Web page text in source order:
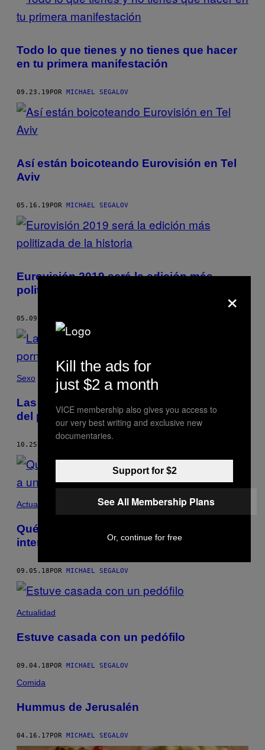
Todo lo que tienes y no tienes que hacer
en tu primera manifestación
09.23.19POR MICHAEL SEGALOV
Así están boicoteando Eurovisión en Tel
Aviv
05.16.19POR MICHAEL SEGALOV
Eurovisión 2019 será la edición más
politizada de la historia
05.09.19
Sexo
Las páginas web para fans son el futuro
del porno
10.25.18
Actualidad
Qué pasa cuando un actor hetero
interpreta a una persona LGTBI
09.05.18POR MICHAEL SEGALOV
Actualidad
Estuve casada con un pedófilo
09.04.18POR MICHAEL SEGALOV
Comida
Hummus de Jerusalén
04.16.17POR MICHAEL SEGALOV
×
Kill the ads for
just $2 a month
VICE membership also gives you access to
our very best writing and exclusive new
documentaries.
Support for $2
See All Membership Plans
Or, continue for free